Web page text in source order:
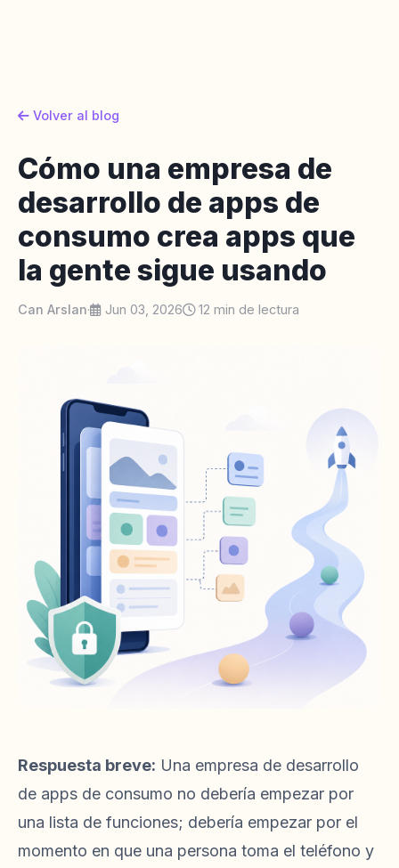
Volver al blog
Cómo una empresa de
desarrollo de apps de
consumo crea apps que
la gente sigue usando
Can Arslan· Jun 03, 2026 12 min de lectura
Respuesta breve: Una empresa de desarrollo
de apps de consumo no debería empezar por
una lista de funciones; debería empezar por el
momento en que una persona toma el teléfono y